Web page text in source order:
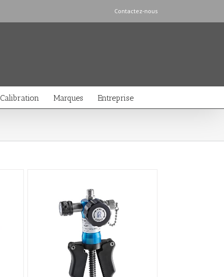
Contactez-nous
Calibration Marques Entreprise